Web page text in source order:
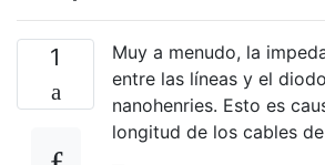
1
Muy a menudo, la
entre las líneas y el
nanohenries. Esto es
longitud de los cables